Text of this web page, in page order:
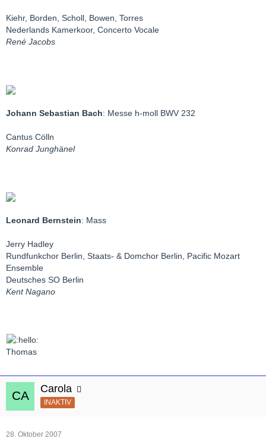
Kiehr, Borden, Scholl, Bowen, Torres
Nederlands Kamerkoor, Concerto Vocale
René Jacobs
Johann Sebastian Bach: Messe h-moll BWV 232
Cantus Cölln
Konrad Junghänel
Leonard Bernstein: Mass
Jerry Hadley
Rundfunkchor Berlin, Staats- & Domchor Berlin, Pacific Mozart
Ensemble
Deutsches SO Berlin
Kent Nagano
Thomas
Carola
INAKTIV
28. Oktober 2007